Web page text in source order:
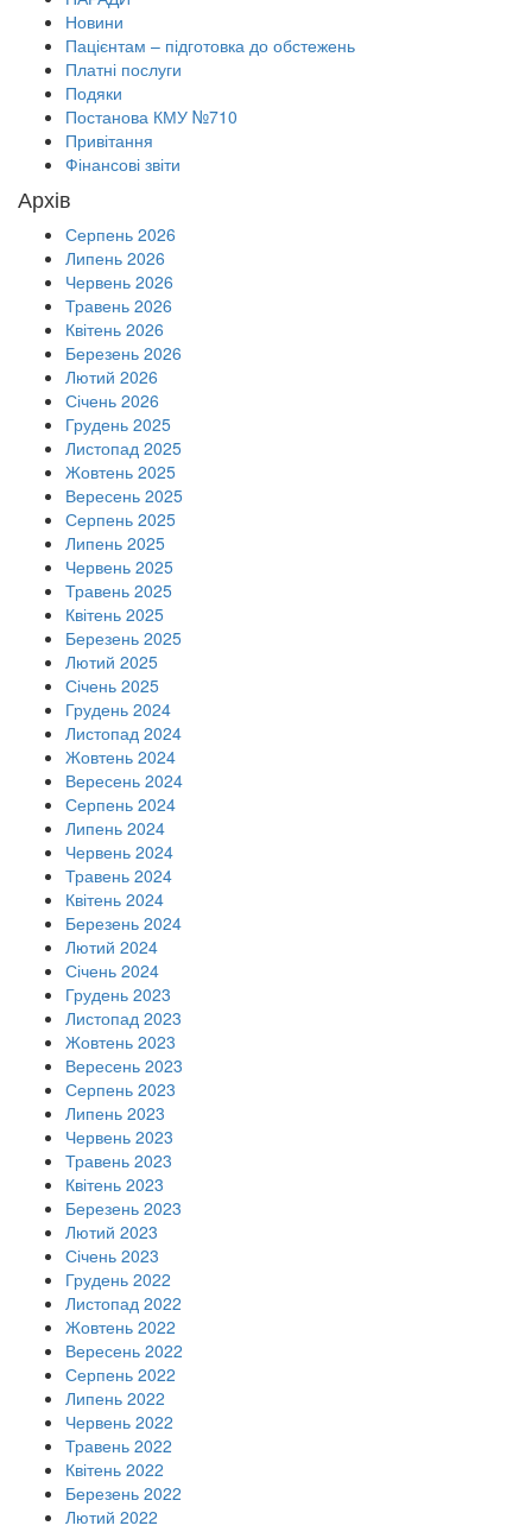
Новини
Пацієнтам – підготовка до обстежень
Платні послуги
Подяки
Постанова КМУ №710
Привітання
Фінансові звіти
Архів
Серпень 2026
Липень 2026
Червень 2026
Травень 2026
Квітень 2026
Березень 2026
Лютий 2026
Січень 2026
Грудень 2025
Листопад 2025
Жовтень 2025
Вересень 2025
Серпень 2025
Липень 2025
Червень 2025
Травень 2025
Квітень 2025
Березень 2025
Лютий 2025
Січень 2025
Грудень 2024
Листопад 2024
Жовтень 2024
Вересень 2024
Серпень 2024
Липень 2024
Червень 2024
Травень 2024
Квітень 2024
Березень 2024
Лютий 2024
Січень 2024
Грудень 2023
Листопад 2023
Жовтень 2023
Вересень 2023
Серпень 2023
Липень 2023
Червень 2023
Травень 2023
Квітень 2023
Березень 2023
Лютий 2023
Січень 2023
Грудень 2022
Листопад 2022
Жовтень 2022
Вересень 2022
Серпень 2022
Липень 2022
Червень 2022
Травень 2022
Квітень 2022
Березень 2022
Лютий 2022